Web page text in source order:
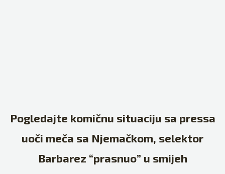
Pogledajte komičnu situaciju sa pressa
uoči meča sa Njemačkom, selektor
Barbarez “prasnuo” u smijeh